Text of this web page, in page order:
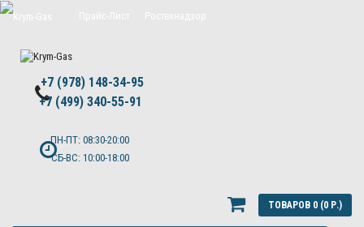
Политика конфиденциальности
+7 (978) 148-34-95
+7 (499) 340-55-91 ​
ПН-ПТ: 08:30-20:00
СБ-ВС: 10:00-18:00
ТОВАРОВ 0 (0 Р.)